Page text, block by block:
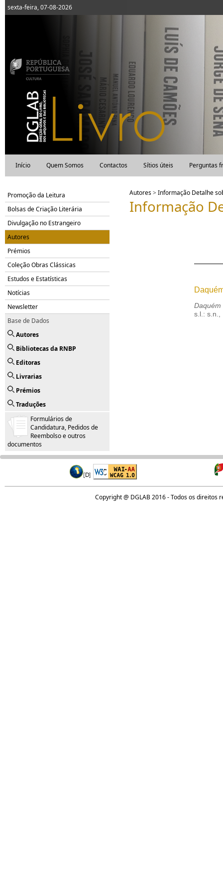
sexta-feira, 07-08-2026
Início Quem Somos Contactos Sítios úteis Perguntas
Promoção da Leitura
Bolsas de Criação Literária
Divulgação no Estrangeiro
Autores
Prémios
Coleção Obras Clássicas
Estudos e Estatísticas
Notícias
Newsletter
Base de Dados
Autores
Bibliotecas da RNBP
Editoras
Livrarias
Prémios
Traduções
Formulários de
Candidatura, Pedidos de
Reembolso e outros
documentos
Autores>Informação Detalhe
Informação
Daquém
s.l.: s.n.,
Copyright @ DGLAB 2016 - Todos os